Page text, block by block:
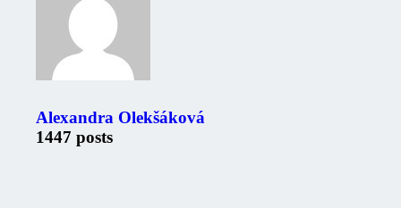
Alexandra Olekšáková
1447 posts